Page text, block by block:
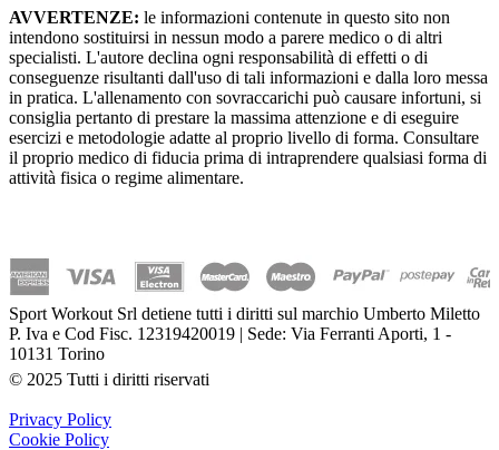
AVVERTENZE: le informazioni contenute in questo sito non
intendono sostituirsi in nessun modo a parere medico o di altri
specialisti. L'autore declina ogni responsabilità di effetti o di
conseguenze risultanti dall'uso di tali informazioni e dalla loro messa
in pratica. L'allenamento con sovraccarichi può causare infortuni, si
consiglia pertanto di prestare la massima attenzione e di eseguire
esercizi e metodologie adatte al proprio livello di forma. Consultare
il proprio medico di fiducia prima di intraprendere qualsiasi forma di
attività fisica o regime alimentare.
Sport Workout Srl detiene tutti i diritti sul marchio Umberto Miletto
P. Iva e Cod Fisc. 12319420019 | Sede: Via Ferranti Aporti, 1 -
10131 Torino
© 2025 Tutti i diritti riservati
Privacy Policy
Cookie Policy